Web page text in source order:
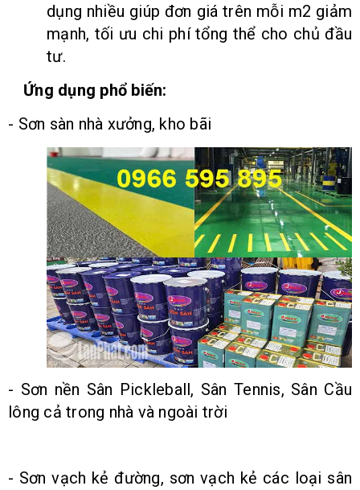
dụng nhiều giúp đơn giá trên mỗi m2 giảm
mạnh, tối ưu chi phí tổng thể cho chủ đầu
tư.
Ứng dụng phổ biến:
- Sơn sàn nhà xưởng, kho bãi
- Sơn nền Sân Pickleball, Sân Tennis, Sân Cầu
lông cả trong nhà và ngoài trời
- Sơn vạch kẻ đường, sơn vạch kẻ các loại sân